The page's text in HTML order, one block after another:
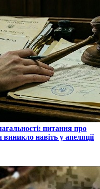
питання про
навіть у апеляції